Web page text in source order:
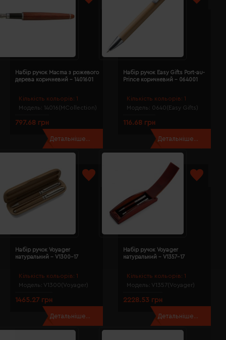
Кількість кольорів: 1
Модель: 14016(MCollection)
Набір ручок Macma з рожевого
дерева коричневий - 1401601
797.68 грн
Детальніше...
Кількість кольорів: 1
Модель: 0640(Easy Gifts)
Набір ручок Easy Gifts Port-au-
Prince коричневий - 064001
116.68 грн
Детальніше...
Кількість кольорів: 1
Модель: V1300(Voyager)
Набір ручок Voyager
натуральний - V1300-17
1465.27 грн
Детальніше...
Кількість кольорів: 1
Модель: V1357(Voyager)
Набір ручок Voyager
натуральний - V1357-17
2228.53 грн
Детальніше...